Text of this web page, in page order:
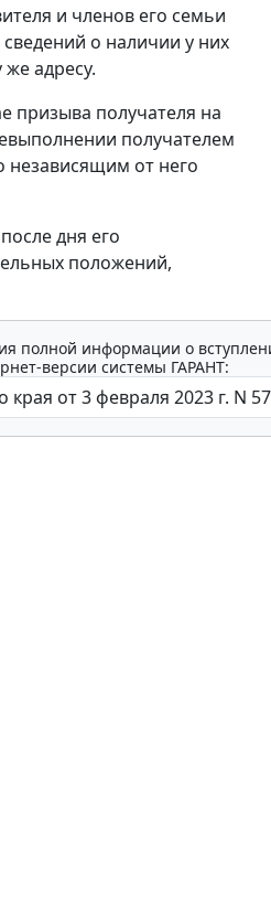
и членов его семьи
о наличии у них
адресу.
призыва получателя на
получателем
от него
дня его
положений,
полной информации о
версии системы ГАРАНТ: